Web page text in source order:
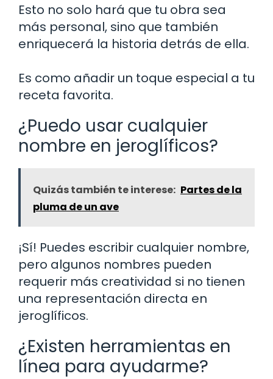
Esto no solo hará que tu obra sea
más personal, sino que también
enriquecerá la historia detrás de ella.
Es como añadir un toque especial a tu
receta favorita.
¿Puedo usar cualquier
nombre en jeroglíficos?
Quizás también te interese: Partes de la
pluma de un ave
¡Sí! Puedes escribir cualquier nombre,
pero algunos nombres pueden
requerir más creatividad si no tienen
una representación directa en
jeroglíficos.
¿Existen herramientas en
línea para ayudarme?